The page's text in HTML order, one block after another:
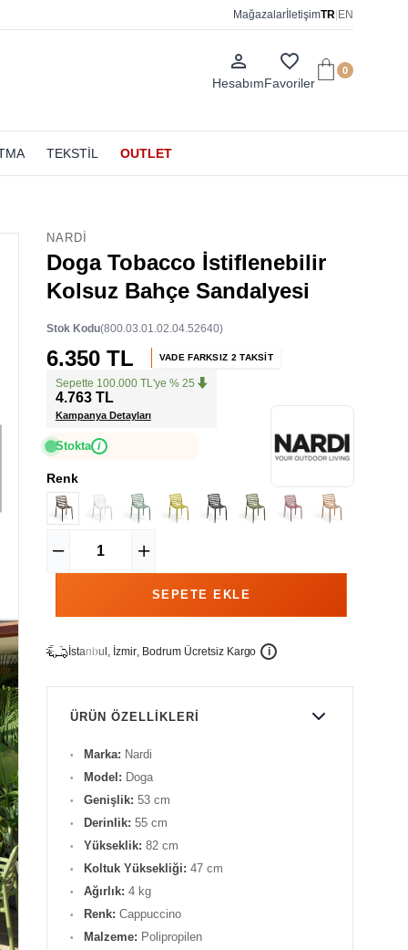
Mağazalar İletişimTR EN
person_outline
Hesabım
favorite_border
Favoriler
0
TEKSTİL OUTLET
NARDI
Doga Tobacco İstiflenebilir
Kolsuz Bahçe Sandalyesi
(800.03.01.02.04.52640)
Stok Kodu
6.350 TL VADE FARKSIZ 2 TAKSİT
Sepette 100.000 TL'ye % 25
4.763 TL
Kampanya Detayları
Stokta i
Renk
İstanbu , İzmir, Bodrum Ücretsiz Kargo i
ÜRÜN ÖZELLIKLERI
Marka: Nardi
Model: Doga
Genişlik: 53 cm
Derinlik: 55 cm
Yükseklik: 82 cm
Koltuk Yüksekliği: 47 cm
Ağırlık: 4 kg
Renk: Cappuccino
Malzeme: Polipropilen